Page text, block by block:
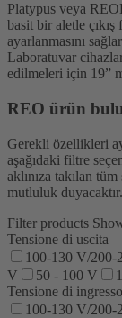
Platypus veya
basit bir aletle çıkış
ayarlanmasını
Laboratuvar
edilmeleri için 19”
REO ürün
Gerekli özellikleri
aşağıdaki filtre
aklınıza takılan
mutluluk duyacaktır.
Filter products
Tensione di uscita
100-130 V/200-
V
50 - 100 V
Tensione di ingresso
100-130 V/200-